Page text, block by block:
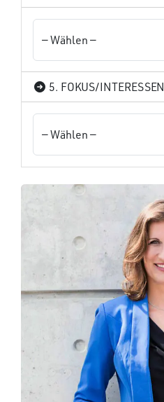
5. FOKUS/INTERESSEN